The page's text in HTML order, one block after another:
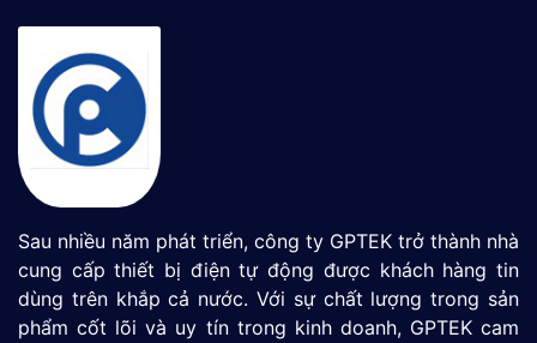
Sau nhiều năm phát triển, công ty GPTEK trở thành nhà
cung cấp thiết bị điện tự động được khách hàng tin
dùng trên khắp cả nước. Với sự chất lượng trong sản
phẩm cốt lõi và uy tín trong kinh doanh, GPTEK cam